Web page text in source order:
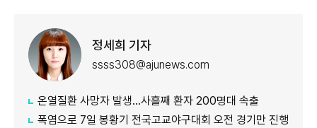
정세희 기자
ssss308@ajunews.com
온열질환 사망자 발생…사흘째 환자 200명대 속출
폭염으로 7일 봉황기 전국고교야구대회 오전 경기만 진행